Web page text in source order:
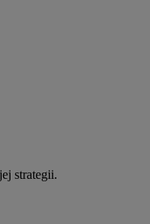
strategii.